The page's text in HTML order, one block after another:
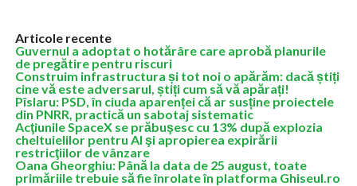
Articole recente
Guvernul a adoptat o hotărâre care aprobă planurile
de pregătire pentru riscuri
Construim infrastructura și tot noi o apărăm: dacă știți
cine vă este adversarul, știți cum să vă apărați!
Pîslaru: PSD, în ciuda aparenței că ar susține proiectele
din PNRR, practică un sabotaj sistematic
Acţiunile SpaceX se prăbuşesc cu 13% după explozia
cheltuielilor pentru AI şi apropierea expirării
restricţiilor de vânzare
Oana Gheorghiu: Până la data de 25 august, toate
primăriile trebuie să fie înrolate în platforma Ghiseul.ro